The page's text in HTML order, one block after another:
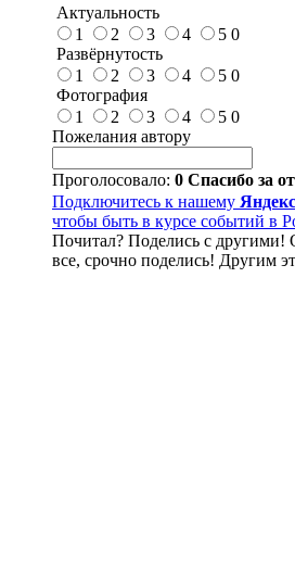
Актуальность
1
2 3 4 5 0
Развёрнутость
1
2 3 4 5 0
Фотография
1
2 3 4 5 0
Пожелания автору
Проголосовало: 0 Спасибо за
Подключитесь к нашему
чтобы быть в курсе событий в
Почитал? Поделись с другими!
все, срочно поделись! Другим